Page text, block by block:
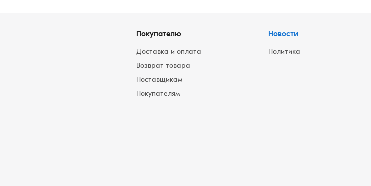
Покупателю
Доставка и оплата
Возврат товара
Поставщикам
Покупателям
Новости
Политика